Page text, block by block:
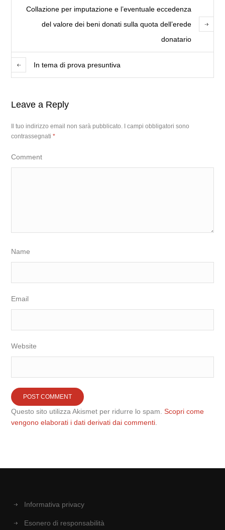
Collazione per imputazione e l’eventuale eccedenza
del valore dei beni donati sulla quota dell’erede
donatario
In tema di prova presuntiva
Leave a Reply
Il tuo indirizzo email non sarà pubblicato.
I campi obbligatori sono
contrassegnati*
Comment
Name
Email
Website
Questo sito utilizza Akismet per ridurre lo spam.Scopri come
vengono elaborati i dati derivati dai commenti
Informativa privacy
Esonero di responsabilità